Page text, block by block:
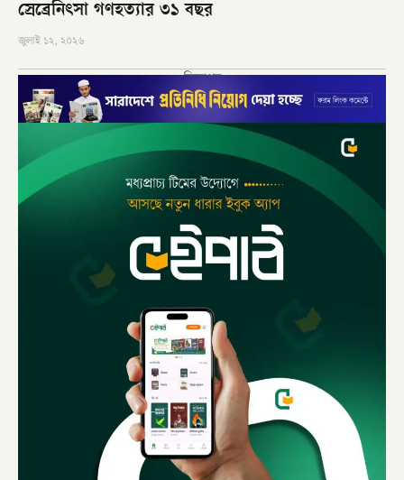
স্রেব্রেনিৎসা গণহত্যার ৩১ বছর
জুলাই ১২, ২০২৬
বিজ্ঞাপন